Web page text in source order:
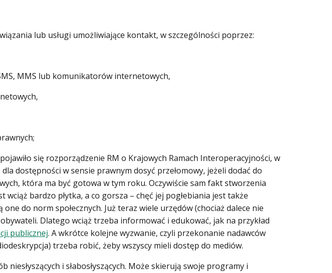
lub usługi umożliwiające kontakt, w szczególności poprzez:
MMS lub komunikatorów internetowych,
się rozporządzenie RM o Krajowych Ramach Interoperacyjności, w
dostępności w sensie prawnym dosyć przełomowy, jeżeli dodać do
która ma być gotowa w tym roku. Oczywiście sam fakt stworzenia
bardzo płytka, a co gorsza – chęć jej pogłebiania jest także
do norm społecznych. Już teraz wiele urzędów (chociaż dalece nie
Dlatego wciąż trzeba informować i edukować, jak na przykład
publicznej. A wkrótce kolejne wyzwanie, czyli przekonanie nadawców
trzeba robić, żeby wszyscy mieli dostęp do mediów.
i słabosłyszących. Może skierują swoje programy i